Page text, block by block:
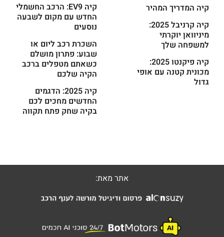
קיה המדריך המהיר
קיה קרניבל 2025:
מיניוואן יוקרתי
למשפחה שלך
קיה פיקנטו 2025:
מכונית קטנה עם אופי
גדול
קיה EV9: הרכב החשמלי
החדש עם מקום לשבעה
נוסעים
השכרת רכב ליום או
שבוע: פתרון מושלם
כשאתם מטפלים ברכב
הקיה שלכם
קיה 2025: הדגמים
החדשים מחכים לכם
בקיה שחק פתח תקווה
אתר מאת: